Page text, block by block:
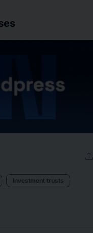
Investment trusts